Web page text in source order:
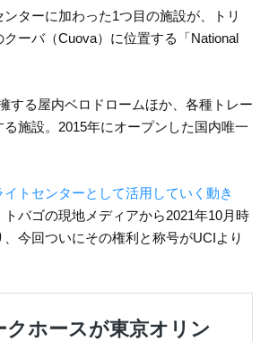
ターに加わった1つ目の施設が、トリ
ーバ（Cuova）に位置する「National
する屋内ベロドロームほか、各種トレー
施設。2015年にオープンした国内唯一
イトセンターとして活用していく動き
バゴの現地メディアから2021年10月時
今回ついにその権利と称号がUCIより